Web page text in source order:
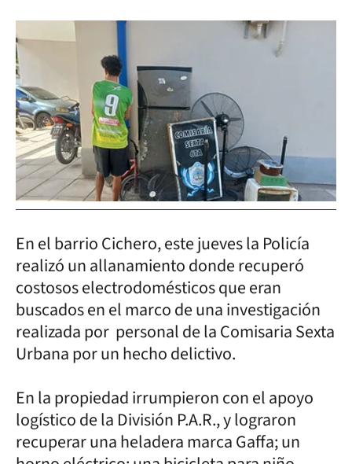
En el barrio Cichero, este jueves la Policía
realizó un allanamiento donde recuperó
costosos electrodomésticos que eran
buscados en el marco de una investigación
realizada por personal de la Comisaria Sexta
Urbana por un hecho delictivo.
En la propiedad irrumpieron con el apoyo
logístico de la División P.A.R., y lograron
recuperar una heladera marca Gaffa; un